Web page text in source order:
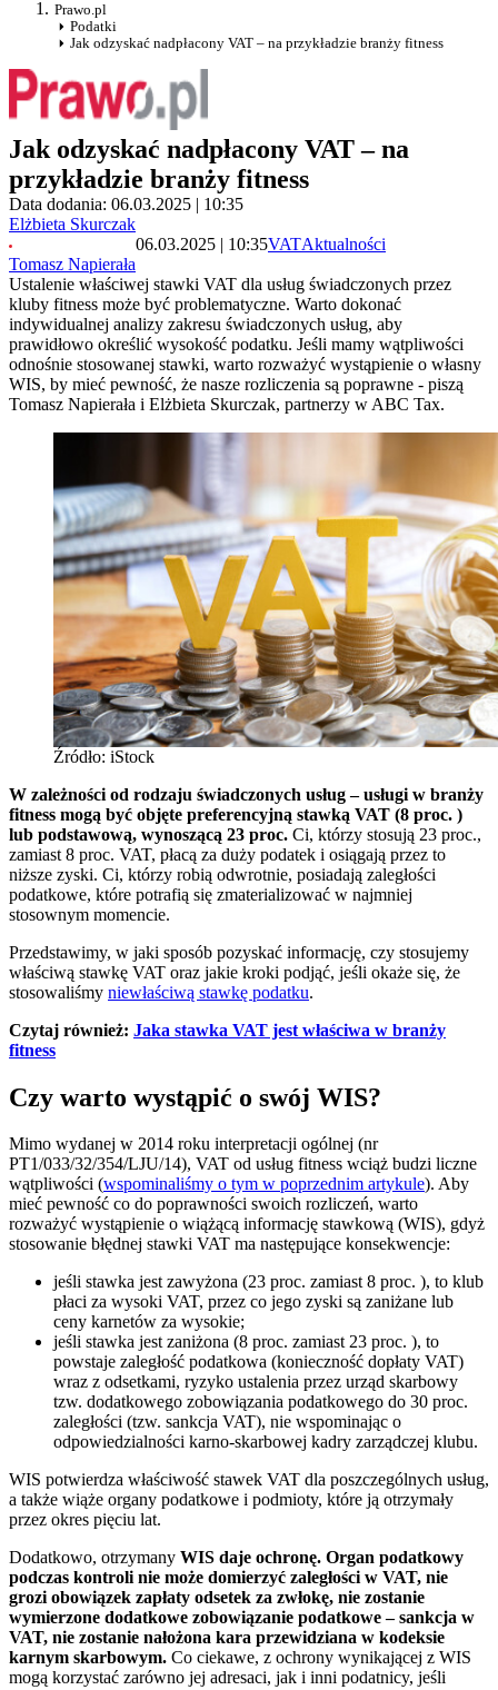
Prawo.pl
Podatki
Jak odzyskać nadpłacony VAT – na przykładzie branży fitness
Jak odzyskać nadpłacony VAT – na
przykładzie branży fitness
Data dodania: 06.03.2025 | 10:35
Elżbieta Skurczak
Tomasz Napierała
06.03.2025 | 10:35VATAktualności
Ustalenie właściwej stawki VAT dla usług świadczonych przez
kluby fitness może być problematyczne. Warto dokonać
indywidualnej analizy zakresu świadczonych usług, aby
prawidłowo określić wysokość podatku. Jeśli mamy wątpliwości
odnośnie stosowanej stawki, warto rozważyć wystąpienie o własny
WIS, by mieć pewność, że nasze rozliczenia są poprawne - piszą
Tomasz Napierała i Elżbieta Skurczak, partnerzy w ABC Tax.
Źródło: iStock
W zależności od rodzaju świadczonych usług – usługi w branży
fitness mogą być objęte preferencyjną stawką VAT (8 proc. )
lub podstawową, wynoszącą 23 proc. Ci, którzy stosują 23 proc.,
zamiast 8 proc. VAT, płacą za duży podatek i osiągają przez to
niższe zyski. Ci, którzy robią odwrotnie, posiadają zaległości
podatkowe, które potrafią się zmaterializować w najmniej
stosownym momencie.
Przedstawimy, w jaki sposób pozyskać informację, czy stosujemy
właściwą stawkę VAT oraz jakie kroki podjąć, jeśli okaże się, że
stosowaliśmy niewłaściwą stawkę podatku.
Czytaj również: Jaka stawka VAT jest właściwa w branży
fitness
Czy warto wystąpić o swój WIS?
Mimo wydanej w 2014 roku interpretacji ogólnej (nr
PT1/033/32/354/LJU/14), VAT od usług fitness wciąż budzi liczne
wątpliwości (wspominaliśmy o tym w poprzednim artykule). Aby
mieć pewność co do poprawności swoich rozliczeń, warto
rozważyć wystąpienie o wiążącą informację stawkową (WIS), gdyż
stosowanie błędnej stawki VAT ma następujące konsekwencje:
jeśli stawka jest zawyżona (23 proc. zamiast 8 proc. ), to klub
płaci za wysoki VAT, przez co jego zyski są zaniżane lub
ceny karnetów za wysokie;
jeśli stawka jest zaniżona (8 proc. zamiast 23 proc. ), to
powstaje zaległość podatkowa (konieczność dopłaty VAT)
wraz z odsetkami, ryzyko ustalenia przez urząd skarbowy
tzw. dodatkowego zobowiązania podatkowego do 30 proc.
zaległości (tzw. sankcja VAT), nie wspominając o
odpowiedzialności karno-skarbowej kadry zarządczej klubu.
WIS potwierdza właściwość stawek VAT dla poszczególnych usług,
a także wiąże organy podatkowe i podmioty, które ją otrzymały
przez okres pięciu lat.
Dodatkowo, otrzymany WIS daje ochronę. Organ podatkowy
podczas kontroli nie może domierzyć zaległości w VAT, nie
grozi obowiązek zapłaty odsetek za zwłokę, nie zostanie
wymierzone dodatkowe zobowiązanie podatkowe – sankcja w
VAT, nie zostanie nałożona kara przewidziana w kodeksie
karnym skarbowym. Co ciekawe, z ochrony wynikającej z WIS
mogą korzystać zarówno jej adresaci, jak i inni podatnicy, jeśli